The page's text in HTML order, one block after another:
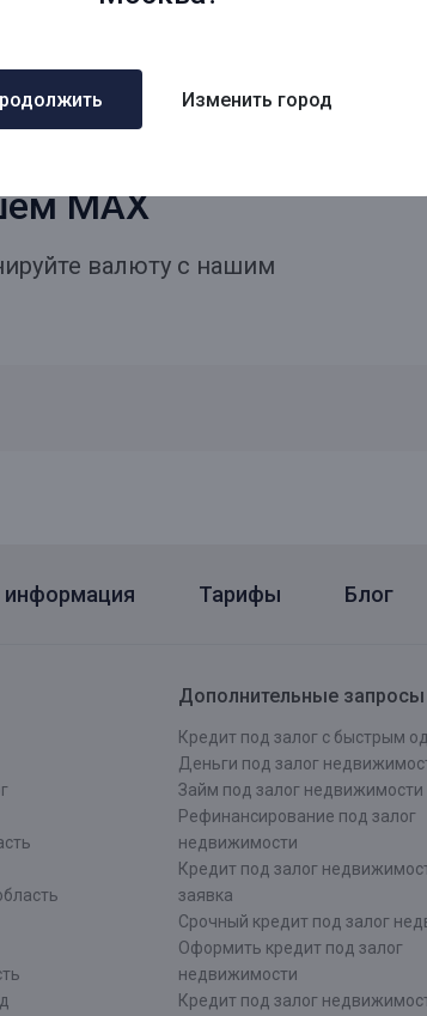
Изменить город
MAX
валюту с нашим
Тарифы Блог
Дополнительные запросы
Кредит под залог с быстрым
Деньги под залог
Займ под залог недвижимости
Рефинансирование под залог
недвижимости
Кредит под залог
заявка
Срочный кредит под залог
Оформить кредит под залог
недвижимости
Кредит под залог